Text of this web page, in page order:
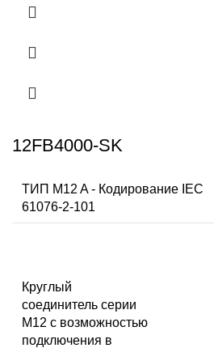
12FB4000-SK
ТИП M12 A - Кодирование IEC
61076-2-101
Круглый
соединитель серии
M12 с возможностью
подключения в